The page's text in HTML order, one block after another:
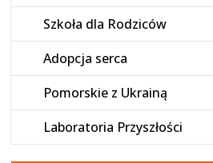
Szkoła dla Rodziców
Adopcja serca
Pomorskie z Ukrainą
Laboratoria Przyszłości